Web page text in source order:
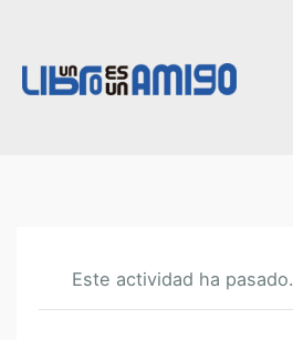
Este actividad ha pasado.